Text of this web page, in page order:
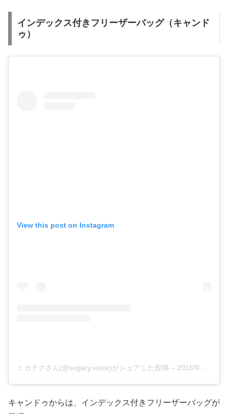
インデックス付きフリーザーバッグ（キャンド
ゥ）
View this post on Instagram
ミカチクさん(@sugary.voice)がシェアした投稿 – 2018年10月月22日午後8時32分PDT
キャンドゥからは、インデックス付きフリーザーバッグが